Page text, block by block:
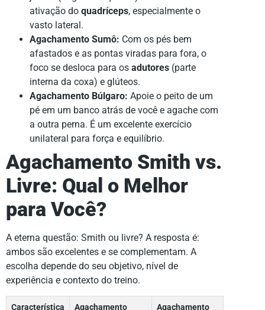
ativação do quadríceps, especialmente o
vasto lateral.
Agachamento Sumô: Com os pés bem
afastados e as pontas viradas para fora, o
foco se desloca para os adutores (parte
interna da coxa) e glúteos.
Agachamento Búlgaro: Apoie o peito de um
pé em um banco atrás de você e agache com
a outra perna. É um excelente exercício
unilateral para força e equilíbrio.
Agachamento Smith vs.
Livre: Qual o Melhor
para Você?
A eterna questão: Smith ou livre? A resposta é:
ambos são excelentes e se complementam. A
escolha depende do seu objetivo, nível de
experiência e contexto do treino.
Característica Agachamento Agachamento